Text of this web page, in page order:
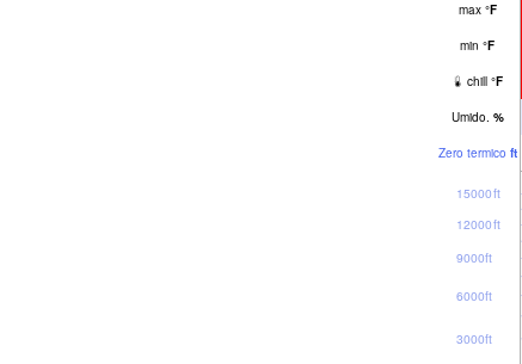
max °F
min °F
chill °F
Umido. %
Zero termico ft
3000ft
6000ft
9000ft
12000ft
15000ft